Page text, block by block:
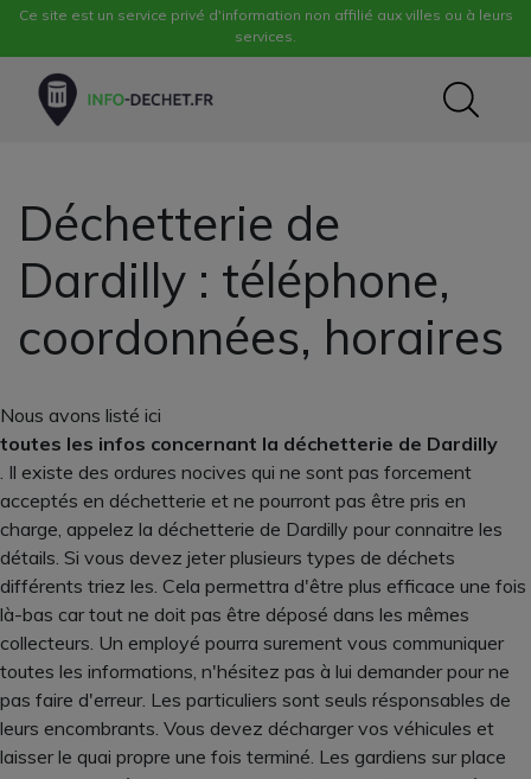
Ce site est un service privé d'information non affilié aux villes ou à leurs
services.
Déchetterie de
Dardilly : téléphone,
coordonnées, horaires
Nous avons listé ici
toutes les infos concernant la déchetterie de Dardilly
. Il existe des ordures nocives qui ne sont pas forcement
acceptés en déchetterie et ne pourront pas être pris en
charge, appelez la déchetterie de Dardilly pour connaitre les
détails. Si vous devez jeter plusieurs types de déchets
différents triez les. Cela permettra d'être plus efficace une fois
là-bas car tout ne doit pas être déposé dans les mêmes
collecteurs. Un employé pourra surement vous communiquer
toutes les informations, n'hésitez pas à lui demander pour ne
pas faire d'erreur. Les particuliers sont seuls résponsables de
leurs encombrants. Vous devez décharger vos véhicules et
laisser le quai propre une fois terminé. Les gardiens sur place